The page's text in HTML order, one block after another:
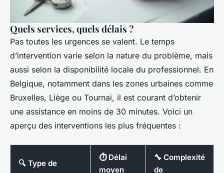
Quels services, quels délais ?
Pas toutes les urgences se valent. Le temps
d’intervention varie selon la nature du problème, mais
aussi selon la disponibilité locale du professionnel. En
Belgique, notamment dans les zones urbaines comme
Bruxelles, Liège ou Tournai, il est courant d’obtenir
une assistance en moins de 30 minutes. Voici un
aperçu des interventions les plus fréquentes :
🔍 Type de
⏱️ Délai
moyen
🔧 Complexité
de